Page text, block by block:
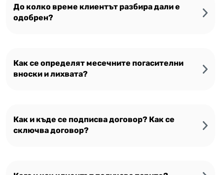
До колко време клиентът разбира дали е
одобрен?
Как се определят месечните погасителни
вноски и лихвата?
Как и къде се подписва договор? Как се
сключва договор?